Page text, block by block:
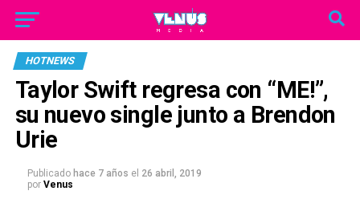
HOTNEWS
Taylor Swift regresa con “ME!”,
su nuevo single junto a Brendon
Urie
Publicado hace 7 años el 26 abril, 2019
por Venus